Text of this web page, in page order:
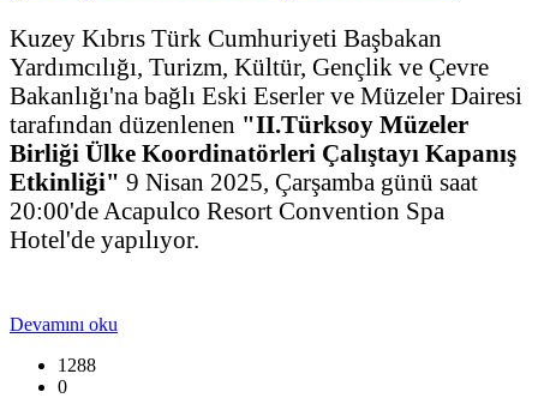
Kuzey Kıbrıs Türk Cumhuriyeti Başbakan
Yardımcılığı, Turizm, Kültür, Gençlik ve Çevre
Bakanlığı'na bağlı Eski Eserler ve Müzeler Dairesi
tarafından düzenlenen "II.Türksoy Müzeler
Birliği Ülke Koordinatörleri Çalıştayı Kapanış
Etkinliği" 9 Nisan 2025, Çarşamba günü saat
20:00'de Acapulco Resort Convention Spa
Hotel'de yapılıyor.
Devamını oku
1288
0